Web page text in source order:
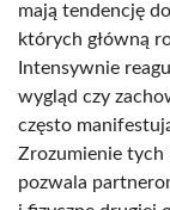
mają tendencję
których główną
Intensywnie
wygląd czy
często
Zrozumienie tych
pozwala